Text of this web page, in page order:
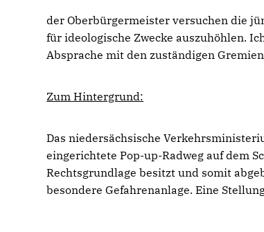
der Oberbürgermeister versuchen die
für ideologische Zwecke auszuhöhlen.
Absprache mit den zuständigen
Zum Hintergrund:
Das niedersächsische
eingerichtete Pop-up-Radweg auf dem
Rechtsgrundlage besitzt und somit
besondere Gefahrenanlage. Eine